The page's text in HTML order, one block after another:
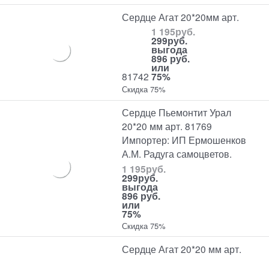
Сердце Агат 20*20мм арт.
81742
1 195руб.
299руб.
выгода
896 руб.
или
75%
Скидка 75%
Сердце Пьемонтит Урал
20*20 мм арт. 81769
Импортер: ИП Ермошенков
А.М. Радуга самоцветов.
1 195руб.
299руб.
выгода
896 руб.
или
75%
Скидка 75%
Сердце Агат 20*20 мм арт.